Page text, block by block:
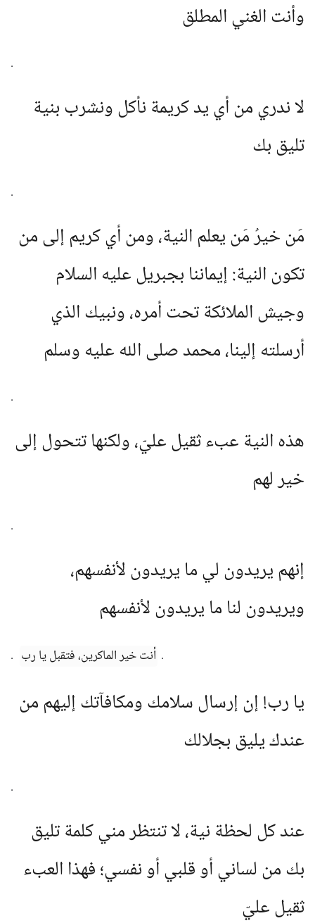
وأنت الغني المطلق
.
لا ندري من أي يد كريمة نأكل ونشرب بنية
تليق بك
.
مَن خيرُ مَن يعلم النية، ومن أي كريم إلى من
تكون النية: إيماننا بجبريل عليه السلام
وجيش الملائكة تحت أمره، ونبيك الذي
أرسلته إلينا، محمد صلى الله عليه وسلم
.
هذه النية عبء ثقيل عليّ، ولكنها تتحول إلى
خير لهم
.
إنهم يريدون لي ما يريدون لأنفسهم،
ويريدون لنا ما يريدون لأنفسهم
. أنت خير الماكرين، فتقبل يا رب .
يا رب! إن إرسال سلامك ومكافآتك إليهم من
عندك يليق بجلالك
.
عند كل لحظة نية، لا تنتظر مني كلمة تليق
بك من لساني أو قلبي أو نفسي؛ فهذا العبء
ثقيل عليّ